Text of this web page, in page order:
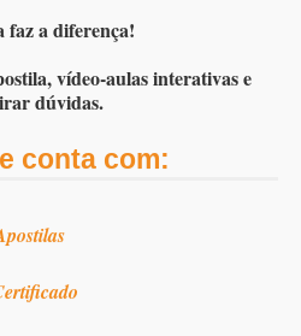
faz a diferença!
vídeo-aulas interativas e
dúvidas.
conta com: